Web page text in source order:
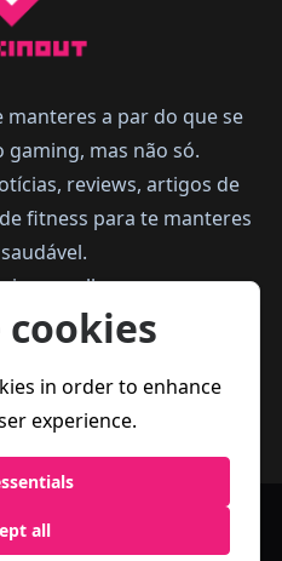
a par do que se
mas não só.
reviews, artigos de
fitness para te manteres
joga melhor.
de
cookies
in order to enhance
experience.
all